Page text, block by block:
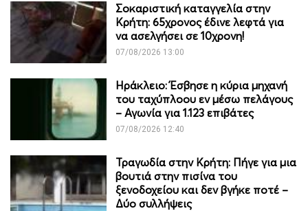
Σοκαριστική καταγγελία στην
Κρήτη: 65χρονος έδινε λεφτά για
να ασελγήσει σε 10χρονη!
07/08/2026 13:00
Ηράκλειο: Έσβησε η κύρια μηχανή
του ταχύπλοου εν μέσω πελάγους
– Αγωνία για 1.123 επιβάτες
07/08/2026 12:40
Τραγωδία στην Κρήτη: Πήγε για μια
βουτιά στην πισίνα του
ξενοδοχείου και δεν βγήκε ποτέ –
Δύο συλλήψεις